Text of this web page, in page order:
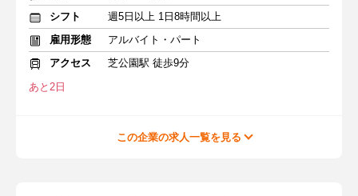
シフト
週5日以上 1日8時間以上
雇用形態
アルバイト・パート
アクセス
芝公園駅 徒歩9分
あと2日
この企業の求人一覧を見る